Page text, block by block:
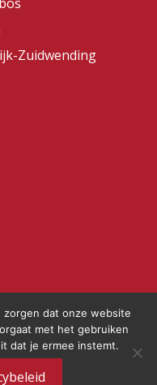
Zuidwending
zorgen dat onze website
met het gebruiken
dat je ermee instemt.